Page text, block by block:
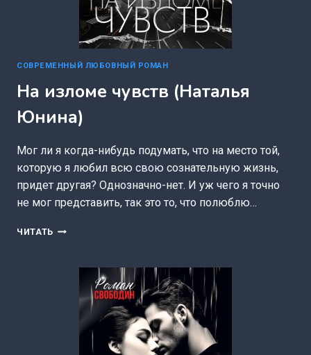
СОВРЕМЕННЫЙ ЛЮБОВНЫЙ РОМАН
На изломе чувств (Наталья
Юнина)
Мог ли я когда-нибудь подумать, что на место той,
которую я любил всю свою сознательную жизнь,
придет другая? Однозначно-нет. И уж чего я точно
не мог представить, так это то, что полюблю…
ЧИТАТЬ НА
(НАТАЛЬЯ
ЮНИНА)